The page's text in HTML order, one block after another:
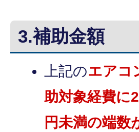
3.補助金額
上記のエアコ
助対象経費に
円未満の端